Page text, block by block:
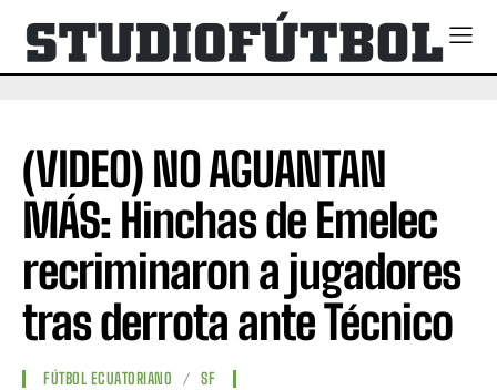
(VIDEO) NO AGUANTAN
MÁS: Hinchas de Emelec
recriminaron a jugadores
tras derrota ante Técnico
FÚTBOL ECUATORIANO SF